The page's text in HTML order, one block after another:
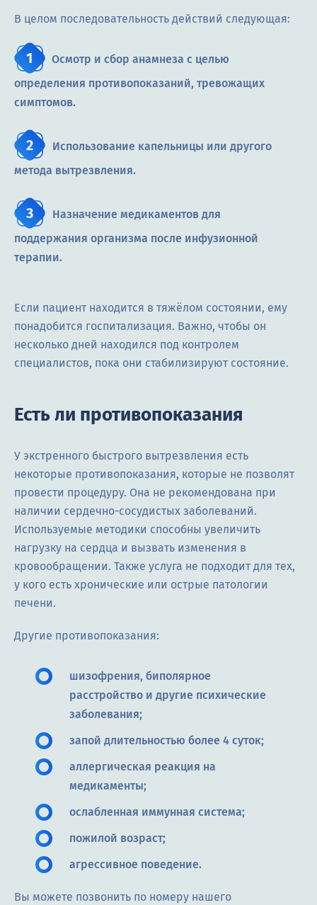
В целом последовательность действий следующая:
Осмотр и сбор анамнеза с целью
определения противопоказаний, тревожащих
симптомов.
Использование капельницы или другого
метода вытрезвления.
Назначение медикаментов для
поддержания организма после инфузионной
терапии.
Если пациент находится в тяжёлом состоянии, ему
понадобится госпитализация. Важно, чтобы он
несколько дней находился под контролем
специалистов, пока они стабилизируют состояние.
Есть ли противопоказания
У экстренного быстрого вытрезвления есть
некоторые противопоказания, которые не позволят
провести процедуру. Она не рекомендована при
наличии сердечно-сосудистых заболеваний.
Используемые методики способны увеличить
нагрузку на сердца и вызвать изменения в
кровообращении. Также услуга не подходит для тех,
у кого есть хронические или острые патологии
печени.
Другие противопоказания:
шизофрения, биполярное
расстройство и другие психические
заболевания;
запой длительностью более 4 суток;
аллергическая реакция на
медикаменты;
ослабленная иммунная система;
пожилой возраст;
агрессивное поведение.
Вы можете позвонить по номеру нашего